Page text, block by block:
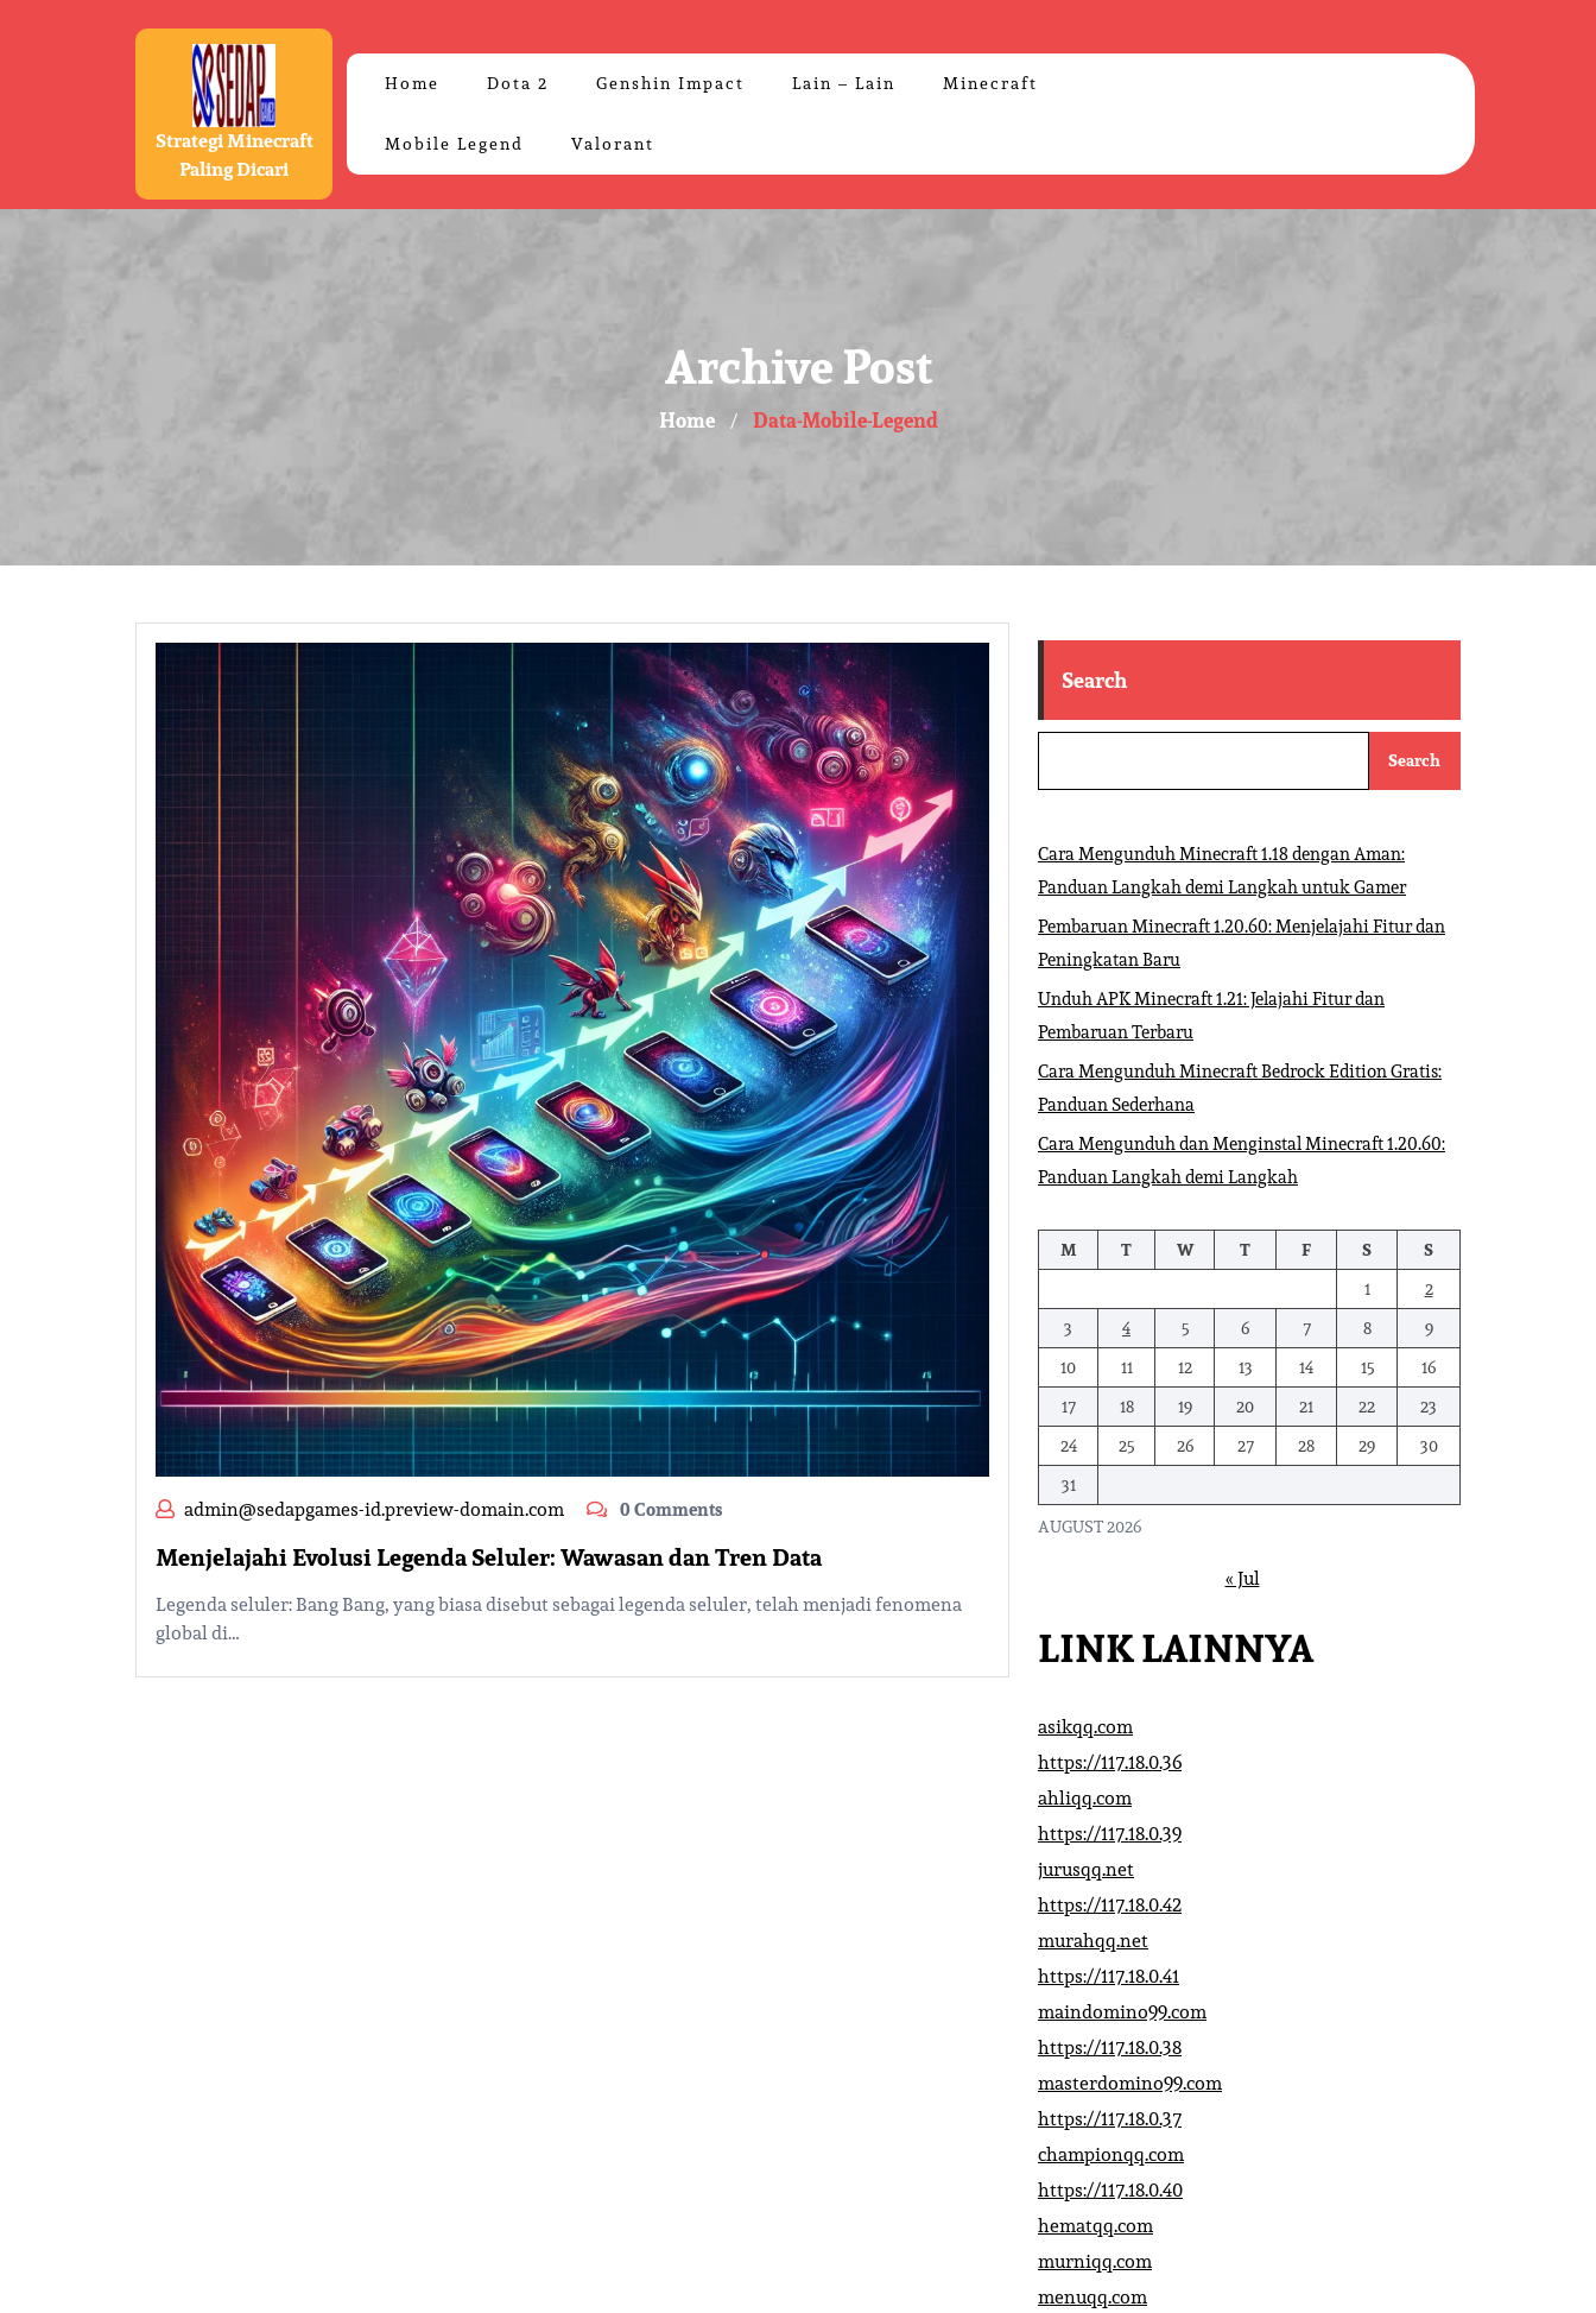
Strategi Minecraft
Paling Dicari
Home Dota 2 Genshin Impact Lain – Lain Minecraft
Mobile Legend Valorant
Archive Post
Home / Data-Mobile-Legend
admin@sedapgames-id.preview-domain.com 0 Comments
Menjelajahi Evolusi Legenda Seluler: Wawasan dan Tren Data
Legenda seluler: Bang Bang, yang biasa disebut sebagai legenda seluler, telah menjadi fenomena
global di…
Search
Search
Cara Mengunduh Minecraft 1.18 dengan Aman:
Panduan Langkah demi Langkah untuk Gamer
Pembaruan Minecraft 1.20.60: Menjelajahi Fitur dan
Peningkatan Baru
Unduh APK Minecraft 1.21: Jelajahi Fitur dan
Pembaruan Terbaru
Cara Mengunduh Minecraft Bedrock Edition Gratis:
Panduan Sederhana
Cara Mengunduh dan Menginstal Minecraft 1.20.60:
Panduan Langkah demi Langkah
AUGUST 2026
M T W T F S
S
1
2
3
4 5 6 7 8
9
10
11 12 13 14 15
16
17
18 19 20 21 22
23
24
25 26 27 28 29
30
31
« Jul
LINK LAINNYA
asikqq.com
https://117.18.0.36
ahliqq.com
https://117.18.0.39
jurusqq.net
https://117.18.0.42
murahqq.net
https://117.18.0.41
maindomino99.com
https://117.18.0.38
masterdomino99.com
https://117.18.0.37
championqq.com
https://117.18.0.40
hematqq.com
murniqq.com
menuqq.com